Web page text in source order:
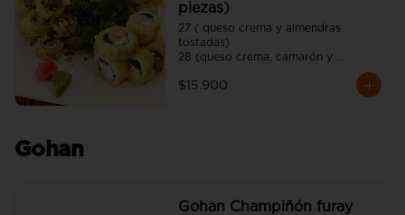
piezas)
27 ( queso crema y almendras
tostadas)
28 (queso crema, camarón y
29 (queso crema, pollo y ciboulette)
$15.900
Gohan
Gohan Champiñón furay